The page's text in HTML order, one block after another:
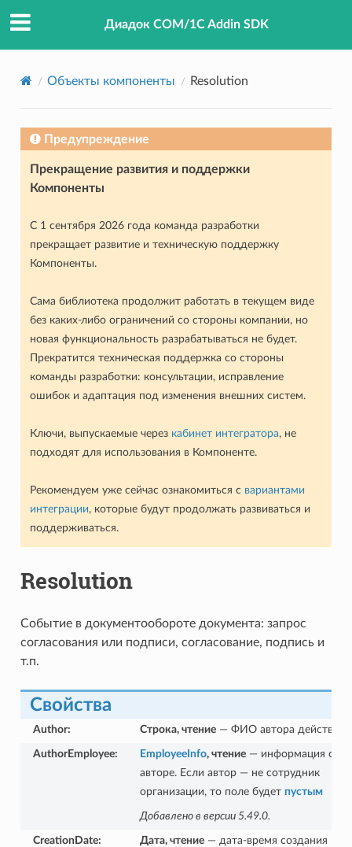
Диадок COM/1C Addin SDK
Объекты компоненты Resolution
Предупреждение
Прекращение развития и поддержки
Компоненты
С 1 сентября 2026 года команда разработки
прекращает развитие и техническую поддержку
Компоненты.
Сама библиотека продолжит работать в текущем виде
без каких-либо ограничений со стороны компании, но
новая функциональность разрабатываться не будет.
Прекратится техническая поддержка со стороны
команды разработки: консультации, исправление
ошибок и адаптация под изменения внешних систем.
Ключи, выпускаемые через кабинет интегратора, не
подходят для использования в Компоненте.
Рекомендуем уже сейчас ознакомиться с вариантами
интеграции, которые будут продолжать развиваться и
поддерживаться.
Resolution
Событие в документообороте документа: запрос
согласования или подписи, согласование, подпись и
т.п.
Свойства
Author: Строка, чтение— ФИО автора действия
AuthorEmployee: EmployeeInfo, чтение— информация об
авторе. Если автор — не сотрудник
организации, то поле будет пустым
Добавлено в версии 5.49.0.
CreationDate: Дата, чтение— дата-время создания